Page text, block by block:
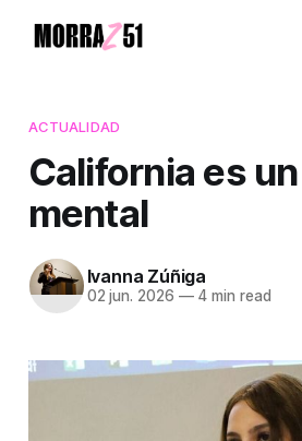
ACTUALIDAD
California es
mental
Ivanna Zúñiga
02 jun. 2026 —4 min read